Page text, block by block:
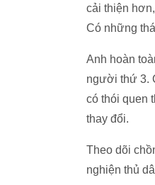
cải thiện
Có những
Anh hoàn
người thứ 3.
có thói quen
thay đổi.
Theo dõi
nghiện thủ